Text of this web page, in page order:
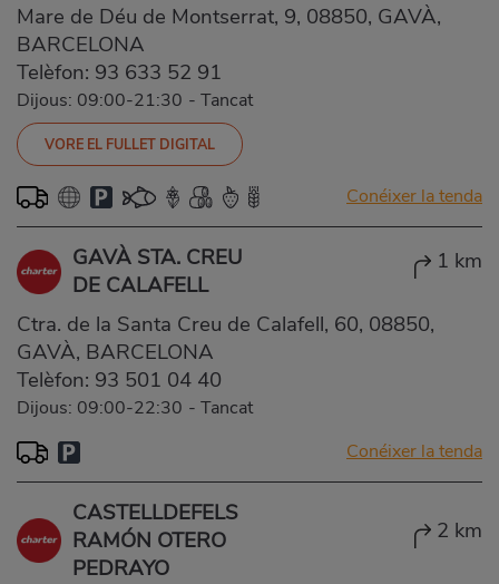
Mare de Déu de Montserrat, 9, 08850, GAVÀ,
BARCELONA
Telèfon: 93 633 52 91
Dijous: 09:00-21:30 - Tancat
VORE EL FULLET DIGITAL
Conéixer la tenda
GAVÀ STA. CREU
DE CALAFELL
1 km
Ctra. de la Santa Creu de Calafell, 60, 08850,
GAVÀ, BARCELONA
Telèfon: 93 501 04 40
Dijous: 09:00-22:30 - Tancat
Conéixer la tenda
CASTELLDEFELS
RAMÓN OTERO
PEDRAYO
2 km